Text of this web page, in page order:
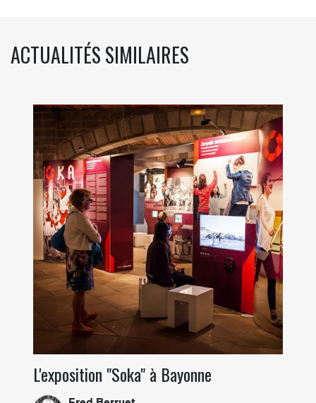
ACTUALITÉS SIMILAIRES
L'exposition "Soka" à Bayonne